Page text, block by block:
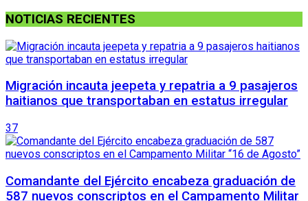
NOTICIAS RECIENTES
Migración incauta jeepeta y repatria a 9 pasajeros
haitianos que transportaban en estatus irregular
37
Comandante del Ejército encabeza graduación de
587 nuevos conscriptos en el Campamento Militar